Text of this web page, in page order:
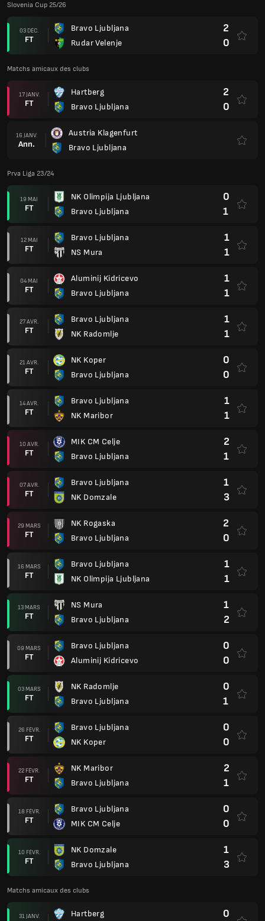
Slovenia Cup 25/26
03 DÉC.
FT
Bravo Ljubljana
Rudar Velenje
2
0
Matchs amicaux des clubs
17 JANV.
FT
Hartberg
Bravo Ljubljana
2
0
16 JANV.
Ann.
Austria Klagenfurt
Bravo Ljubljana
Prva Liga 23/24
19 MAI
FT
NK Olimpija Ljubljana
Bravo Ljubljana
0
1
12 MAI
FT
Bravo Ljubljana
NS Mura
1
1
04 MAI
FT
Aluminij Kidricevo
Bravo Ljubljana
1
1
27 AVR.
FT
Bravo Ljubljana
NK Radomlje
1
1
21 AVR.
FT
NK Koper
Bravo Ljubljana
0
0
14 AVR.
FT
Bravo Ljubljana
NK Maribor
1
1
10 AVR.
FT
MIK CM Celje
Bravo Ljubljana
2
1
07 AVR.
FT
Bravo Ljubljana
NK Domzale
1
3
29 MARS
FT
NK Rogaska
Bravo Ljubljana
2
0
16 MARS
FT
Bravo Ljubljana
NK Olimpija Ljubljana
1
1
13 MARS
FT
NS Mura
Bravo Ljubljana
1
2
09 MARS
FT
Bravo Ljubljana
Aluminij Kidricevo
0
0
03 MARS
FT
NK Radomlje
Bravo Ljubljana
0
1
26 FÉVR.
FT
Bravo Ljubljana
NK Koper
0
0
22 FÉVR.
FT
NK Maribor
Bravo Ljubljana
2
1
18 FÉVR.
FT
Bravo Ljubljana
MIK CM Celje
0
0
10 FÉVR.
FT
NK Domzale
Bravo Ljubljana
1
3
Matchs amicaux des clubs
31 JANV. Hartberg 0